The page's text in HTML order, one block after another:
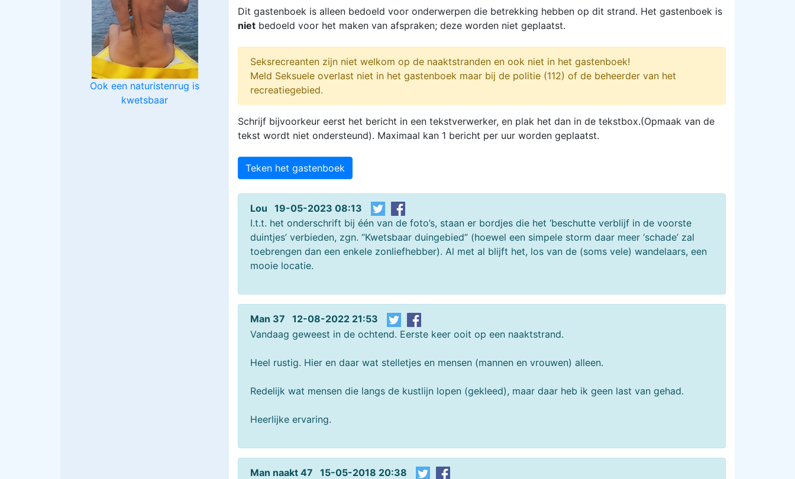
Ook een naturistenrug is
kwetsbaar
Dit gastenboek is alleen bedoeld voor onderwerpen die betrekking hebben op dit strand. Het gastenboek is
niet bedoeld voor het maken van afspraken; deze worden niet geplaatst.
Seksrecreanten zijn niet welkom op de naaktstranden en ook niet in het gastenboek!
Meld Seksuele overlast niet in het gastenboek maar bij de politie (112) of de beheerder van het
recreatiegebied.
Schrijf bijvoorkeur eerst het bericht in een tekstverwerker, en plak het dan in de tekstbox.(Opmaak van de
tekst wordt niet ondersteund). Maximaal kan 1 bericht per uur worden geplaatst.
Teken het gastenboek
Lou 19-05-2023 08:13
I.t.t. het onderschrift bij één van de foto’s, staan er bordjes die het ‘beschutte verblijf in de voorste
duintjes’ verbieden, zgn. “Kwetsbaar duingebied” (hoewel een simpele storm daar meer ‘schade’ zal
toebrengen dan een enkele zonliefhebber). Al met al blijft het, los van de (soms vele) wandelaars, een
mooie locatie.
Man 37 12-08-2022 21:53
Vandaag geweest in de ochtend. Eerste keer ooit op een naaktstrand.
Heel rustig. Hier en daar wat stelletjes en mensen (mannen en vrouwen) alleen.
Redelijk wat mensen die langs de kustlijn lopen (gekleed), maar daar heb ik geen last van gehad.
Heerlijke ervaring.
Man naakt 47 15-05-2018 20:38